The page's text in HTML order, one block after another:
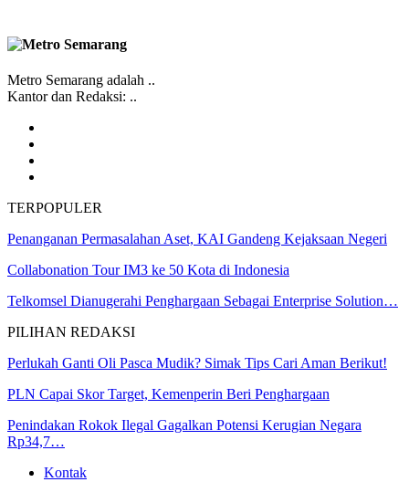
Metro Semarang adalah ..
Kantor dan Redaksi: ..
TERPOPULER
Penanganan Permasalahan Aset, KAI Gandeng Kejaksaan Negeri
Collabonation Tour IM3 ke 50 Kota di Indonesia
Telkomsel Dianugerahi Penghargaan Sebagai Enterprise Solution…
PILIHAN REDAKSI
Perlukah Ganti Oli Pasca Mudik? Simak Tips Cari Aman Berikut!
PLN Capai Skor Target, Kemenperin Beri Penghargaan
Penindakan Rokok Ilegal Gagalkan Potensi Kerugian Negara
Rp34,7…
Kontak